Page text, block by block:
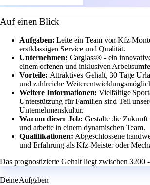
Auf einen Blick
Aufgaben: Leite ein Team von Kfz-
erstklassigen Service und Qualität.
Unternehmen: Carglass® - ein
einem offenen und inklusiven
Vorteile: Attraktives Gehalt, 30 Tage
und zahlreiche
Weitere Informationen: Vielfältige
Unterstützung für Familien sind Teil
Unternehmenskultur.
Warum dieser Job: Gestalte die Zukunft
und arbeite in einem dynamischen Team.
Qualifikationen: Abgeschlossene
und Erfahrung als Kfz-Meister oder
Das prognostizierte Gehalt liegt zwischen 3200
Deine Aufgaben